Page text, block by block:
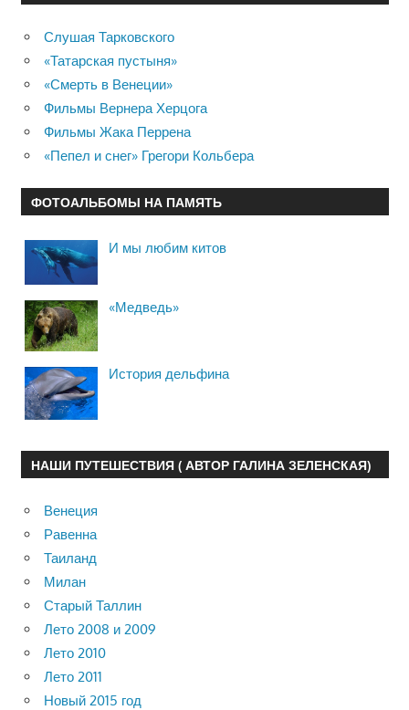
Слушая Тарковского
«Татарская пустыня»
«Смерть в Венеции»
Фильмы Вернера Херцога
Фильмы Жака Перрена
«Пепел и снег» Грегори Кольбера
ФОТОАЛЬБОМЫ НА ПАМЯТЬ
И мы любим китов
«Медведь»
История дельфина
НАШИ ПУТЕШЕСТВИЯ ( АВТОР ГАЛИНА ЗЕЛЕНСКАЯ)
Венеция
Равенна
Таиланд
Милан
Старый Таллин
Лето 2008 и 2009
Лето 2010
Лето 2011
Новый 2015 год